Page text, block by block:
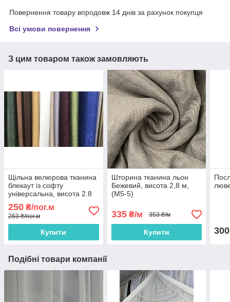
Повернення товару впродовж 14 днів за рахунок покупця
Всі умови повернення
З цим товаром також замовляють
Щільна велюрова тканина
блекаут із софту
універсальна, висота 2.8
м на метраж
250 ₴/пог.м
263 ₴/пог.м
Купити
Шторина тканина льон
Бежевий, висота 2,8 м,
(M5-5)
335₴/м 353 ₴/м
Купити 300
Подібні товари компанії